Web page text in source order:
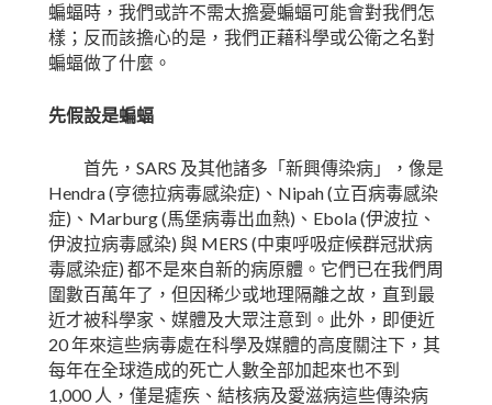
蝙蝠時，我們或許不需太擔憂蝙蝠可能會對我們怎
樣；反而該擔心的是，我們正藉科學或公衛之名對
蝙蝠做了什麼。
先假設是蝙蝠
首先， SARS 及其他諸多「新興傳染病」，像是
Hendra (亨德拉病毒感染症) 、 Nipah (立百病毒感染
症) 、 Marburg (馬堡病毒出血熱) 、 Ebola (伊波拉、
伊波拉病毒感染) 與 MERS (中東呼吸症候群冠狀病
毒感染症) 都不是來自新的病原體。它們已在我們周
圍數百萬年了，但因稀少或地理隔離之故，直到最
近才被科學家、媒體及大眾注意到。此外，即便近
20年來這些病毒處在科學及媒體的高度關注下，其
每年在全球造成的死亡人數全部加起來也不到
1,000 人，僅是瘧疾、結核病及愛滋病這些傳染病